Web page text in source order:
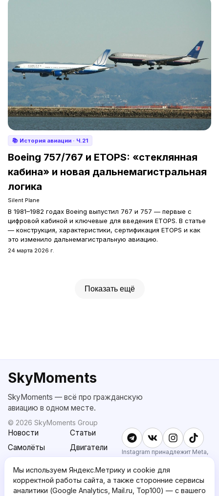
📚 История авиации · Ч.21
Boeing 757/767 и ETOPS: «стеклянная
кабина» и новая дальнемагистральная
логика
Silent Plane
В 1981–1982 годах Boeing выпустил 767 и 757 — первые с
цифровой кабиной и ключевые для введения ETOPS. В статье
— конструкция, характеристики, сертификация ETOPS и как
это изменило дальнемагистральную авиацию.
24 марта 2026 г.
Показать ещё
SkyMoments
SkyMoments — всё про гражданскую
авиацию в одном месте.
© 2026 SkyMoments Group
Новости
Статьи
Самолёты
Двигатели
AI: Altair
SkyMoments
Pro
Instagram принадлежит Meta,
запрещённой в РФ.
Мы используем Яндекс.Метрику и cookie для
корректной работы сайта, а также сторонние сервисы
аналитики (Google Analytics, Mail.ru, Top100) — с вашего